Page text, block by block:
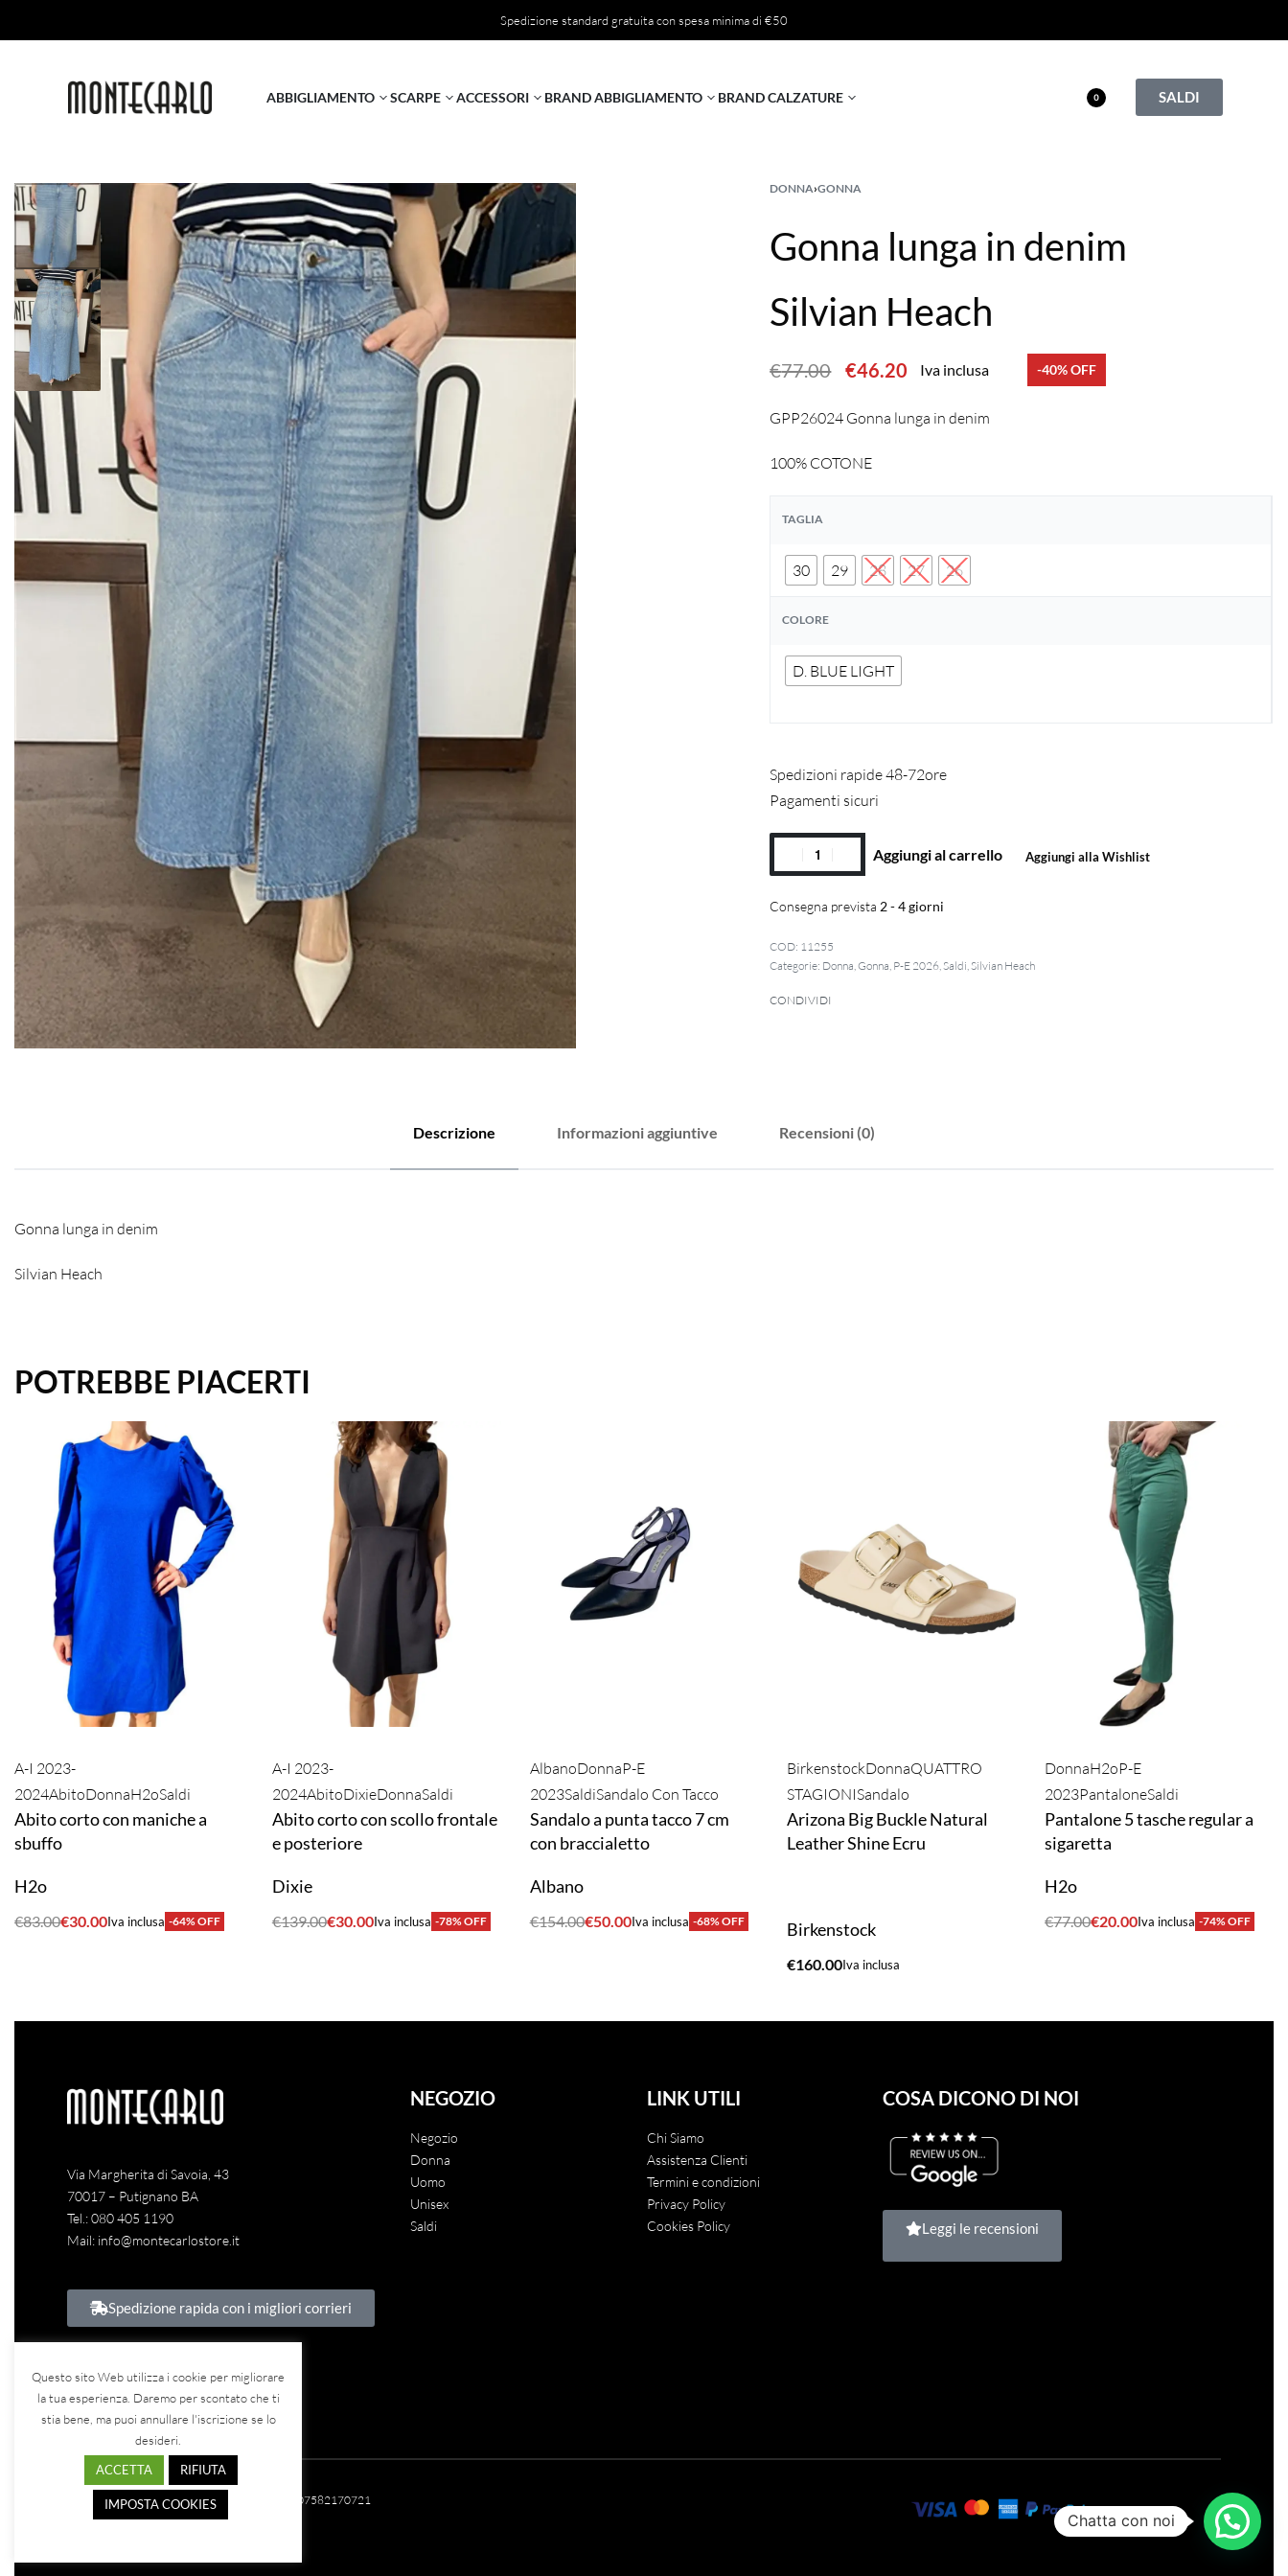
Spedizione standard gratuita con spesa minima di €50
ABBIGLIAMENTO SCARPE ACCESSORI BRAND ABBIGLIAMENTO BRAND CALZATURE 0 SALDI
DONNA›GONNA
Gonna lunga in denim
Silvian Heach
€77.00 €46.20 Iva inclusa -40% OFF
GPP26024 Gonna lunga in denim
100% COTONE
TAGLIA
30 29 28 27 26
COLORE
D. BLUE LIGHT
Spedizioni rapide 48-72ore
Pagamenti sicuri
Aggiungi al carrello Aggiungi alla Wishlist
Consegna prevista 2 - 4 giorni
11255
Categorie: Donna,Gonna, P-E 2026,Saldi,Silvian Heach
CONDIVIDI
Descrizione Informazioni aggiuntive Recensioni (0)
Gonna lunga in denim
Silvian Heach
POTREBBE PIACERTI
A-I 2023-
2024AbitoDonnaH2oSaldi
Abito corto con maniche a
sbuffo
H2o
€83.00€30.00Iva inclusa -64% OFF
A-I 2023-
2024AbitoDixieDonnaSaldi
Abito corto con scollo frontale
e posteriore
Dixie
€139.00€30.00Iva inclusa -78% OFF
AlbanoDonnaP-E
2023SaldiSandalo Con Tacco
Sandalo a punta tacco 7 cm
con braccialetto
Albano
€154.00€50.00Iva inclusa -68% OFF
BirkenstockDonnaQUATTRO
STAGIONISandalo
Arizona Big Buckle Natural
Leather Shine Ecru
Birkenstock
€160.00Iva inclusa
DonnaH2oP-E
2023PantaloneSaldi
Pantalone 5 tasche regular a
sigaretta
H2o
€77.00€20.00Iva inclusa -74% OFF
Via Margherita di Savoia, 43
70017 – Putignano BA
Tel.:080 405 1190
Mail: info@montecarlostore.it
Spedizione rapida con i migliori corrieri
NEGOZIO
Negozio
Donna
Uomo
Unisex
Saldi
LINK UTILI
Chi Siamo
Assistenza Clienti
Termini e condizioni
Privacy Policy
Cookies Policy
COSA DICONO DI NOI
Leggi le recensioni
Teina Srl– Tutti i diritti riservati – P.IVA: 07582170721
Questo sito Web utilizza i cookie per migliorare
la tua esperienza. Daremo per scontato che ti
stia bene, ma puoi annullare l'iscrizione se lo
desideri.
ACCETTA
RIFIUTA
IMPOSTA COOKIES
Chatta con noi